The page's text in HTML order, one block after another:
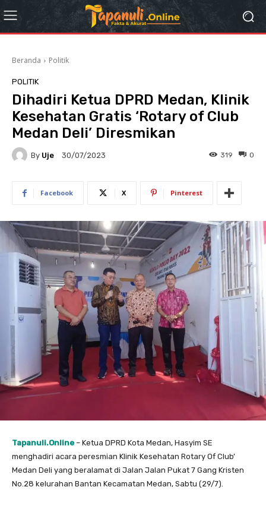
Beranda Politik
POLITIK
Dihadiri Ketua DPRD Medan, Klinik
Kesehatan Gratis ‘Rotary of Club
Medan Deli’ Diresmikan
By Uje 30/07/2023 0
319
Facebook X Pinterest
Tapanuli.Online – Ketua DPRD Kota Medan, Hasyim SE
menghadiri acara peresmian Klinik Kesehatan Rotary Of Club’
Medan Deli yang beralamat di Jalan Jalan Pukat 7 Gang Kristen
No.28 kelurahan Bantan Kecamatan Medan, Sabtu (29/7).